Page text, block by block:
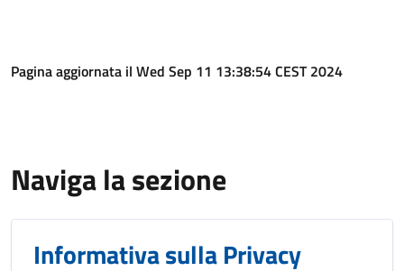
Pagina aggiornata il Wed Sep 11 13:38:54 CEST 2024
Naviga la sezione
Informativa sulla Privacy